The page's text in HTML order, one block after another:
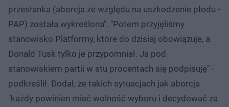
przesłanka (aborcja ze względu na uszkodzenie płodu -
PAP) została wykreślona". "Potem przyjęliśmy
stanowisko Platformy, które do dzisiaj obowiązuje, a
Donald Tusk tylko je przypomniał. Ja pod
stanowiskiem partii w stu procentach się podpisuję" -
podkreślił. Dodał, że takich sytuacjach jak aborcja
"każdy powinien mieć wolność wyboru i decydować za